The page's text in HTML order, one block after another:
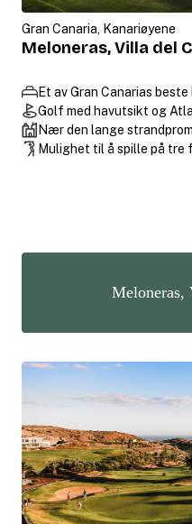
Gran Canaria, Kanariøyene
Meloneras, Villa del
Et av Gran Canarias
Golf med havutsikt og
Nær den lange
Mulighet til å spille på tre
Meloneras,